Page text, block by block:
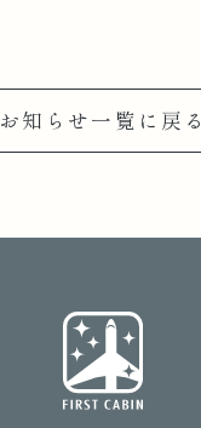
お知らせ一覧に戻る